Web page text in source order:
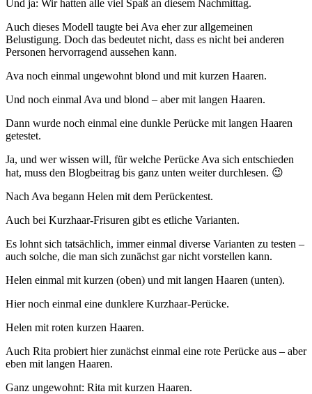
Und ja: Wir hatten alle viel Spaß an diesem Nachmittag.
Auch dieses Modell taugte bei Ava eher zur allgemeinen
Belustigung. Doch das bedeutet nicht, dass es nicht bei anderen
Personen hervorragend aussehen kann.
Ava noch einmal ungewohnt blond und mit kurzen Haaren.
Und noch einmal Ava und blond – aber mit langen Haaren.
Dann wurde noch einmal eine dunkle Perücke mit langen Haaren
getestet.
Ja, und wer wissen will, für welche Perücke Ava sich entschieden
hat, muss den Blogbeitrag bis ganz unten weiter durchlesen. 😉
Nach Ava begann Helen mit dem Perückentest.
Auch bei Kurzhaar-Frisuren gibt es etliche Varianten.
Es lohnt sich tatsächlich, immer einmal diverse Varianten zu testen –
auch solche, die man sich zunächst gar nicht vorstellen kann.
Helen einmal mit kurzen (oben) und mit langen Haaren (unten).
Hier noch einmal eine dunklere Kurzhaar-Perücke.
Helen mit roten kurzen Haaren.
Auch Rita probiert hier zunächst einmal eine rote Perücke aus – aber
eben mit langen Haaren.
Ganz ungewohnt: Rita mit kurzen Haaren.